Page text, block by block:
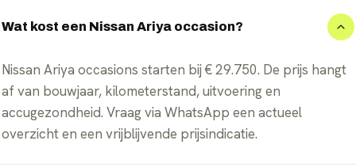
Wat kost een Nissan Ariya occasion?
Nissan Ariya occasions starten bij € 29.750. De prijs hangt
af van bouwjaar, kilometerstand, uitvoering en
accugezondheid. Vraag via WhatsApp een actueel
overzicht en een vrijblijvende prijsindicatie.